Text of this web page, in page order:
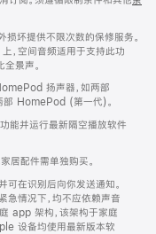
坏提供不限次数的保修服务。
空间音频适用于支持此功
景声。
扬声器，如两部
HomePod (第一代)。
能并运行最新隔空播放软件
配件需单独购买。
可在识别后向你发送通知。
急情况下，均不应依赖声音
app 架构，该架构于家庭
设备均使用最新版本软